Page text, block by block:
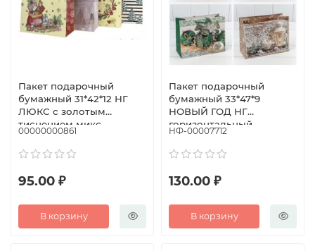
Пакет подарочный
бумажный 31*42*12 НГ
ЛЮКС с золотым
тиснением микс
00000000861
95.00 ₽
В корзину
Пакет подарочный
бумажный 33*47*9
НОВЫЙ ГОД НГ
горизонтальный
рисунок в ассортименте
НФ-00007712
130.00 ₽
В корзину